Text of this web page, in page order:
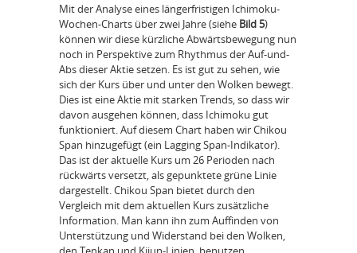
Mit der Analyse eines längerfristigen Ichimoku-
Wochen-Charts über zwei Jahre (siehe Bild 5)
können wir diese kürzliche Abwärtsbewegung nun
noch in Perspektive zum Rhythmus der Auf-und-
Abs dieser Aktie setzen. Es ist gut zu sehen, wie
sich der Kurs über und unter den Wolken bewegt.
Dies ist eine Aktie mit starken Trends, so dass wir
davon ausgehen können, dass Ichimoku gut
funktioniert. Auf diesem Chart haben wir Chikou
Span hinzugefügt (ein Lagging Span-Indikator).
Das ist der aktuelle Kurs um 26 Perioden nach
rückwärts versetzt, als gepunktete grüne Linie
dargestellt. Chikou Span bietet durch den
Vergleich mit dem aktuellen Kurs zusätzliche
Information. Man kann ihn zum Auffinden von
Unterstützung und Widerstand bei den Wolken,